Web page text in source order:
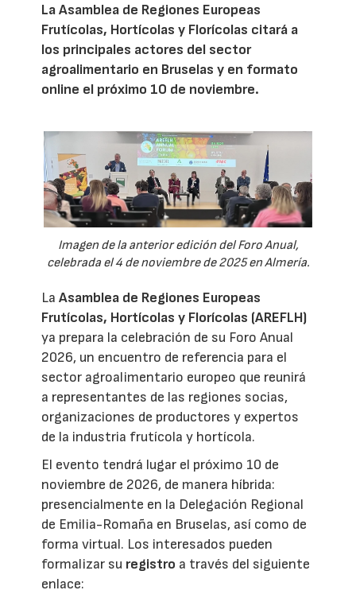
La Asamblea de Regiones Europeas
Frutícolas, Hortícolas y Florícolas citará a
los principales actores del sector
agroalimentario en Bruselas y en formato
online el próximo 10 de noviembre.
Imagen de la anterior edición del Foro Anual,
celebrada el 4 de noviembre de 2025 en Almería.
LaAsamblea de Regiones Europeas
Frutícolas, Hortícolas y Florícolas (AREFLH)
ya prepara la celebración de su Foro Anual
2026, un encuentro de referencia para el
sector agroalimentario europeo que reunirá
a representantes de las regiones socias,
organizaciones de productores y expertos
de la industria frutícola y hortícola.
El evento tendrá lugar el próximo 10 de
noviembre de 2026, de manera híbrida:
presencialmente en la Delegación Regional
de Emilia-Romaña en Bruselas, así como de
forma virtual. Los interesados pueden
formalizar su registro a través del siguiente
enlace: